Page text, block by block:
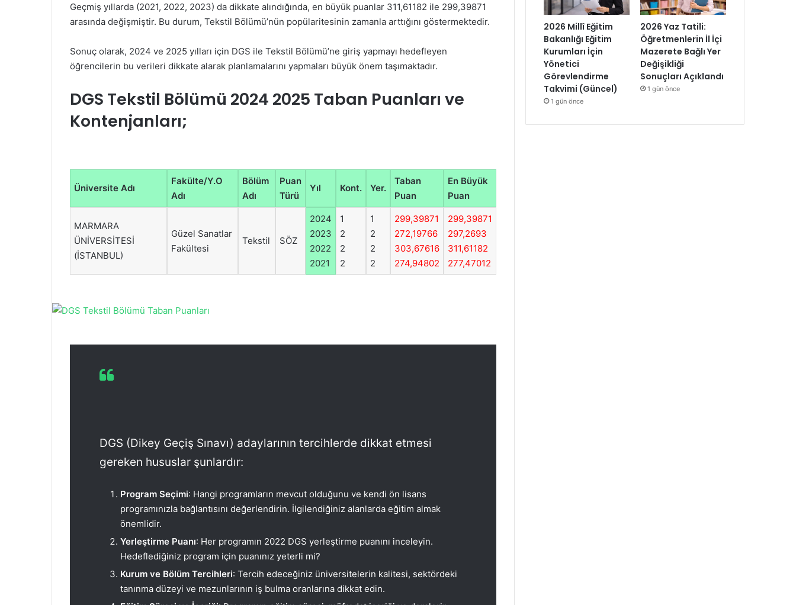
Geçmiş yıllarda (2021, 2022, 2023) da dikkate alındığında, en büyük puanlar 311,61182 ile 299,39871
arasında değişmiştir. Bu durum, Tekstil Bölümü’nün popülaritesinin zamanla arttığını göstermektedir.
Sonuç olarak, 2024 ve 2025 yılları için DGS ile Tekstil Bölümü’ne giriş yapmayı hedefleyen
öğrencilerin bu verileri dikkate alarak planlamalarını yapmaları büyük önem taşımaktadır.
DGS Tekstil Bölümü 2024 2025 Taban Puanları ve
Kontenjanları;
Üniversite Adı
Fakülte/Y.O
Adı
Bölüm
Adı
Puan
Türü
Yıl Kont. Yer.
Taban
Puan
En Büyük
Puan
MARMARA
ÜNİVERSİTESİ
(İSTANBUL)
Güzel Sanatlar
Fakültesi
Tekstil SÖZ
2024
2023
2022
2021
1
2
2
2
1
2
2
2
299,39871
272,19766
303,67616
274,94802
299,39871
297,2693
311,61182
277,47012
DGS (Dikey Geçiş Sınavı) adaylarının tercihlerde dikkat etmesi
gereken hususlar şunlardır:
Program Seçimi: Hangi programların mevcut olduğunu ve kendi ön lisans
programınızla bağlantısını değerlendirin. İlgilendiğiniz alanlarda eğitim almak
önemlidir.
Yerleştirme Puanı: Her programın 2022 DGS yerleştirme puanını inceleyin.
Hedeflediğiniz program için puanınız yeterli mi?
Kurum ve Bölüm Tercihleri: Tercih edeceğiniz üniversitelerin kalitesi, sektördeki
tanınma düzeyi ve mezunlarının iş bulma oranlarına dikkat edin.
2026 Millî Eğitim
Bakanlığı Eğitim
Kurumları İçin
Yönetici
Görevlendirme
Takvimi (Güncel)
1 gün önce
2026 Yaz Tatili:
Öğretmenlerin İl İçi
Mazerete Bağlı Yer
Değişikliği
Sonuçları Açıklandı
1 gün önce